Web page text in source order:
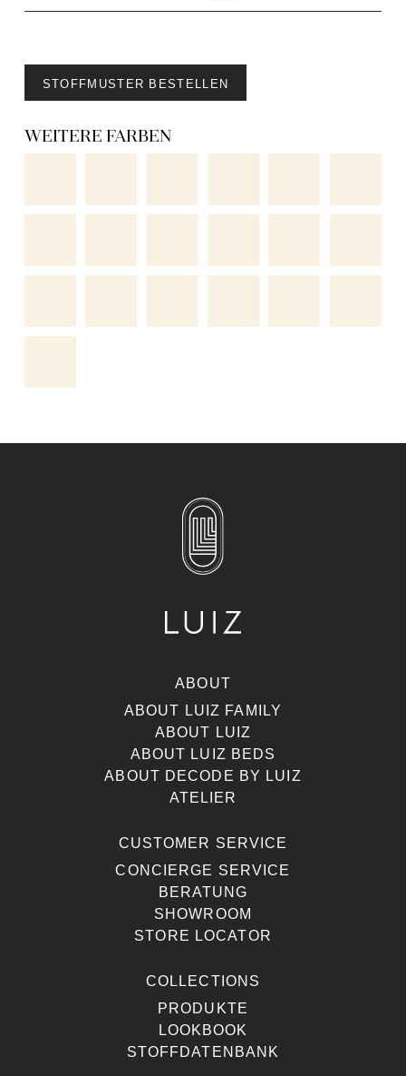
STOFFMUSTER BESTELLEN
WEITERE FARBEN
ABOUT
ABOUT LUIZ FAMILY
ABOUT LUIZ
ABOUT LUIZ BEDS
ABOUT DECODE BY LUIZ
ATELIER
CUSTOMER SERVICE
CONCIERGE SERVICE
BERATUNG
SHOWROOM
STORE LOCATOR
COLLECTIONS
PRODUKTE
LOOKBOOK
STOFFDATENBANK